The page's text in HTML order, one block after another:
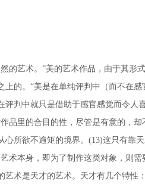
艺术。”美的艺术作品，由于其形
的。“美是在单纯评判中（而不在
判中就只是借助于感官感觉而令
品里的合目的性，尽管是有意的，
所欲不逾矩的境界。(13)这只有靠天
身，即为了制作这类对象，则需
术是天才的艺术。天才有几个特